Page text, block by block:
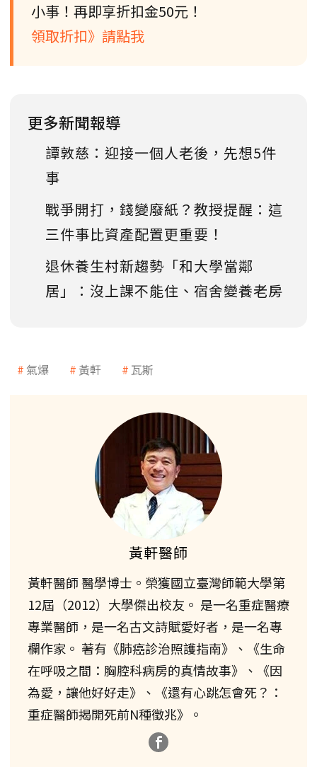
小事！再即享折扣金50元！
領取折扣》請點我
更多新聞報導
譚敦慈：迎接一個人老後，先想5件
事
戰爭開打，錢變廢紙？教授提醒：這
三件事比資產配置更重要！
退休養生村新趨勢「和大學當鄰
居」：沒上課不能住、宿舍變養老房
氣爆 黃軒 瓦斯
黃軒醫師
黃軒醫師 醫學博士。榮獲國立臺灣師範大學第
12屆（2012）大學傑出校友。 是一名重症醫療
專業醫師，是一名古文詩賦愛好者，是一名專
欄作家。 著有《肺癌診治照護指南》、《生命
在呼吸之間：胸腔科病房的真情故事》、《因
為愛，讓他好好走》、《還有心跳怎會死？：
重症醫師揭開死前N種徵兆》。